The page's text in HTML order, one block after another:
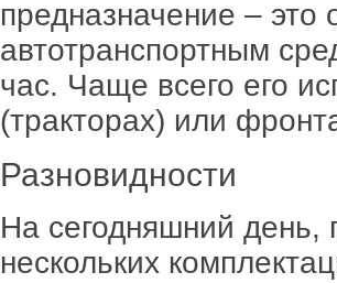
предназначение – это
автотранспортным
час. Чаще всего его
(тракторах) или
Разновидности
На сегодняшний день,
нескольких